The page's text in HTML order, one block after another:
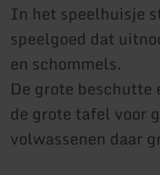
In het speelhuisje
speelgoed dat
en schommels.
De grote
de grote tafel voor
volwassenen daar